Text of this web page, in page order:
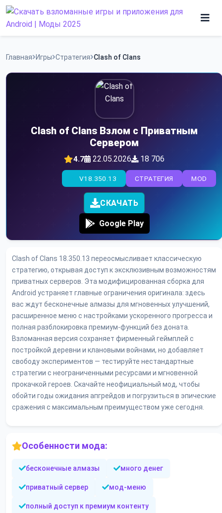
Skip
Программы
Главная Игры Стратегия Clash of Clans
Clash of Clans Взлом с Приватным
Сервером
4.7 22.05.2026 18 706
MOD
СТРАТЕГИЯ
V18.350.13
СКАЧАТЬ
Google Play
Clash of Clans 18.350.13 переосмысливает классическую
стратегию, открывая доступ к эксклюзивным возможностям
приватных серверов. Эта модифицированная сборка для
Android устраняет главные ограничения оригинала: здесь
вас ждут бесконечные алмазы для мгновенных улучшений,
расширенное меню с настройками ускоренного прогресса и
полная разблокировка премиум-функций без доната.
Взломанная версия сохраняет фирменный геймплей с
постройкой деревни и клановыми войнами, но добавляет
свободу экспериментов — тестируйте нестандартные
стратегии с неограниченными ресурсами и мгновенной
прокачкой героев. Скачайте неофициальный мод, чтобы
обойти годы ожидания апгрейдов и погрузиться в эпические
сражения с максимальным преимуществом уже сегодня.
Особенности мода:
бесконечные алмазы много денег
приватный сервер мод-меню
полный доступ к премиум контенту